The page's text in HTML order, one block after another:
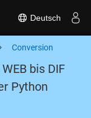
Deutsch
Conversion
bis DIF
Python